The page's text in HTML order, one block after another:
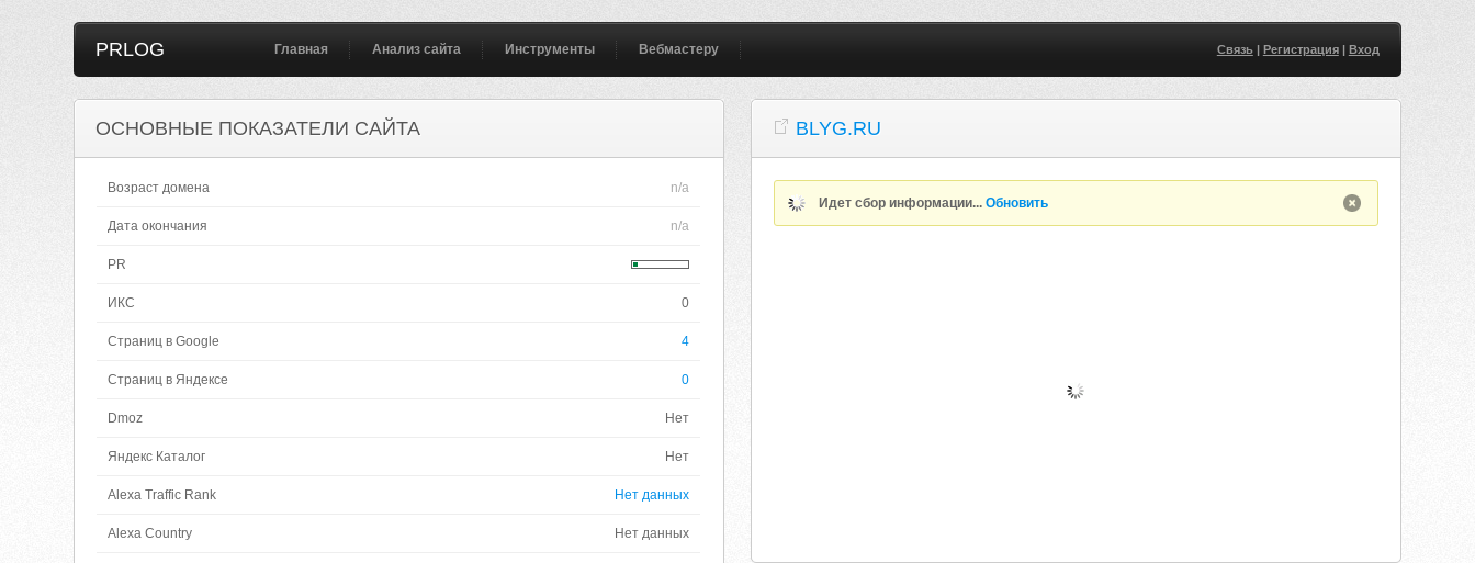
PRLOG Главная Анализ сайта Инструменты Вебмастеру Связь| Регистрация| Вход
ОСНОВНЫЕ ПОКАЗАТЕЛИ САЙТА
Возраст домена n/a
Дата окончания n/a
PR
ИКС 0
Страниц в Google 4
Страниц в Яндексе 0
Dmoz Нет
Яндекс Каталог Нет
Alexa Traffic Rank Нет данных
Alexa Country Нет данных
BLYG.RU
Идет сбор информации...Обновить